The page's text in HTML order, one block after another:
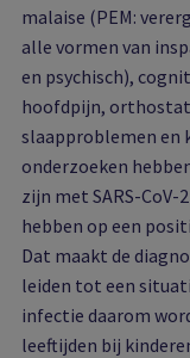
malaise (PEM:
alle vormen van
en psychisch),
hoofdpijn,
slaapproblemen en
onderzoeken
zijn met SARS-
hebben op een
Dat maakt de
leiden tot een
infectie daarom
leeftijden bij